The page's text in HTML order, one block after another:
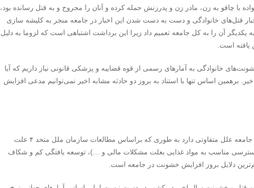
با چاقو به زن، مادر زن و پدرزنش حمله کرده و آنان را مجروح و به قتل رسانده بود،
قتل‌های خانوادگی و دست به دست شدن این اخبار در جامعه منجر به کلیشه سازی
یکدیگر آن را به کل جامعه تعمیم داد زیرا این برداشت اشتباهی است که لزوما به دلیل
یافته است.
خانوادگی به آمارهای رسمی از قوه قضاییه و پزشکی قانونی نیاز داریم که آیا
برهمین اساس تنها با استناد به بروز دو حادثه مشابه اخیر نمی‌توانیم مدعی افزایش
این روانپزشک ادامه داد: بروز خشونت در جامعه علل متفاوتی دارد به طوری که براساس مطالعات سازمان ملل متحد ۴ علت
دسترسی مناسب به مواد غذایی بعلت مشکلات مالی و …)، توسعه یافتگی کم و شکاف
دلایل بروز افزایش خشونت در جامعه است.